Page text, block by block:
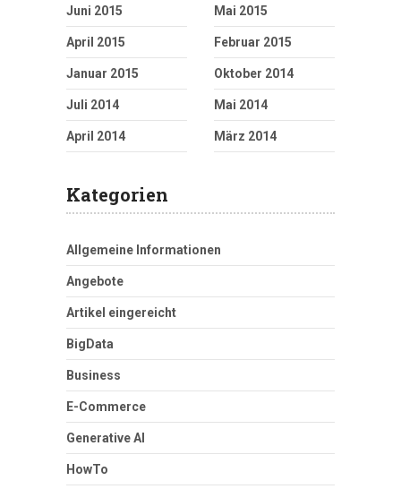
Juni 2015 Mai 2015
April 2015 Februar 2015
Januar 2015 Oktober 2014
Juli 2014 Mai 2014
April 2014 März 2014
Kategorien
Allgemeine Informationen
Angebote
Artikel eingereicht
BigData
Business
E-Commerce
Generative AI
HowTo